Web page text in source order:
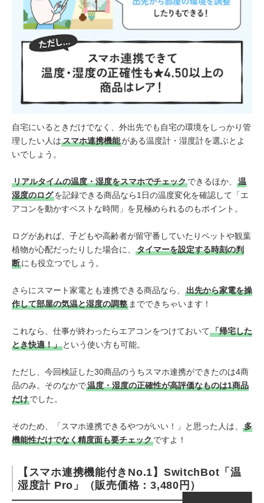
自宅にいるときだけでなく、外出先でも自宅の環境をしっかり管
理したい人はスマホ連携機能がある温度計・湿度計を選ぶとよ
いでしょう。
リアルタイムの温度・湿度をスマホでチェックできるほか、
温
湿度のログを記録できる商品なら1日の温度変化を確認して「エ
アコンを動かすベストな時間」を見極められるのもポイント。
ログがあれば、子どもや高齢者が留守番していたりペットや観葉
植物が心配だったりした場合に、
タイマーを設定する時刻の判
断にも役立つでしょう。
さらにスマート家電とも連携できる商品なら、
出先から家電を操
作して部屋の気温と湿度の調整 までできちゃいます！
これなら、仕事が終わったらエアコンをつけておいて「帰宅した
とき快適！」 という使い方も可能。
ただし、今回検証した30商品のうちスマホ連携ができたのは4商
品のみ。そのなかで温度・湿度の正確性が高評価なものは1商品
だけでした。
そのため、「スマホ連携できるやつがいい！」と思った人は、
多
機能性だけでなく精度面も要チェックですよ！
【スマホ連携機能付きNo.1】SwitchBot「温
湿度計 Pro」（販売価格：3,480円）